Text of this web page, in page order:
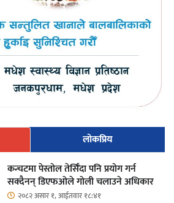
लोकप्रिय
कन्चटमा पेस्तोल तेर्सिँदा पनि प्रयोग गर्न
सक्दैनन् डिएफओले गोली चलाउने अधिकार
२०८२ असार १, आईतवार १८:४१